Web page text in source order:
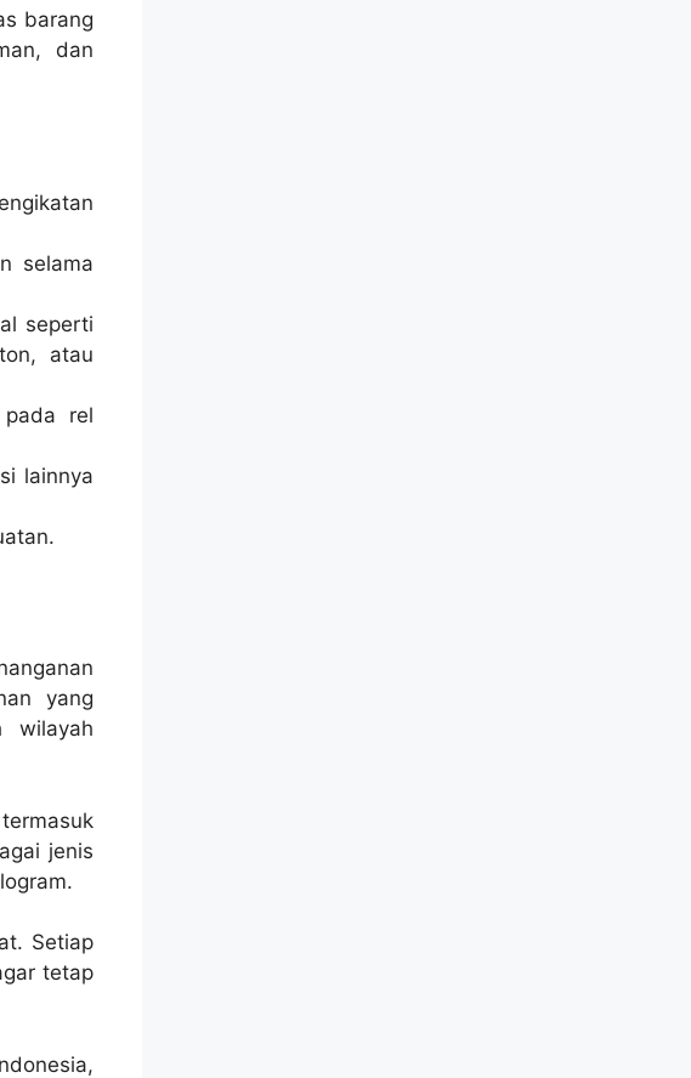
barang
dan
selama
seperti
atau
rel
lainnya
yang
wilayah
jenis
Setiap
tetap